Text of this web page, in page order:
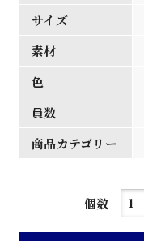
サイズ
素材
色
員数
商品カテゴリー
個数
彫